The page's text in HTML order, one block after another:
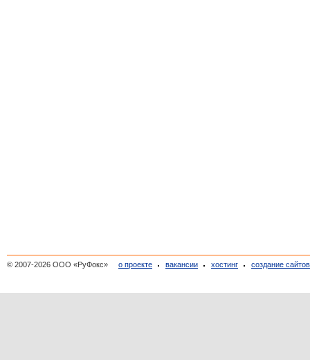
© 2007-2026 ООО «РуФокс» о проекте вакансии хостинг создание сайтов